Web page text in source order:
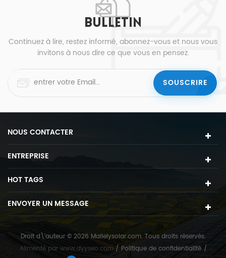
BULLETIN
Continuez à lire, restez informé, abonnez-vous et nous vous
invitons à nous dire ce que vous en pensez.
NOUS CONTACTER
ENTREPRISE
HOT TAGS
ENVOYER UN MESSAGE
Droit d\'auteur © 2026 Mailelysolar.com. Tous droits réservés.
Alimenté par www.dyyseo.com / Politique de confidentialité /